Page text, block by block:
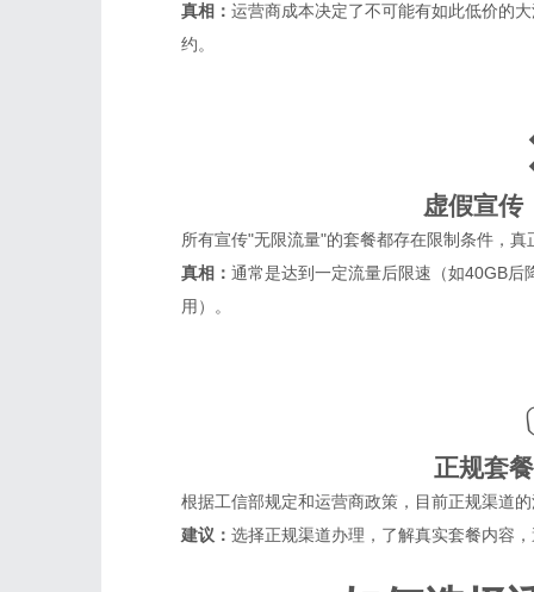
真相： 运营商成本决定了不可能有如此低价的
约。
虚假宣传
所有宣传"无限流量"的套餐都存在限制条件，
真相： 通常是达到一定流量后限速（如40GB
用）。
正规套
根据工信部规定和运营商政策，目前正规渠道
建议： 选择正规渠道办理，了解真实套餐内容